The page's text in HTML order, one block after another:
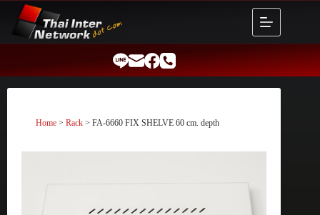
content
Home > Rack > FA-6660 FIX SHELVE 60 cm. depth